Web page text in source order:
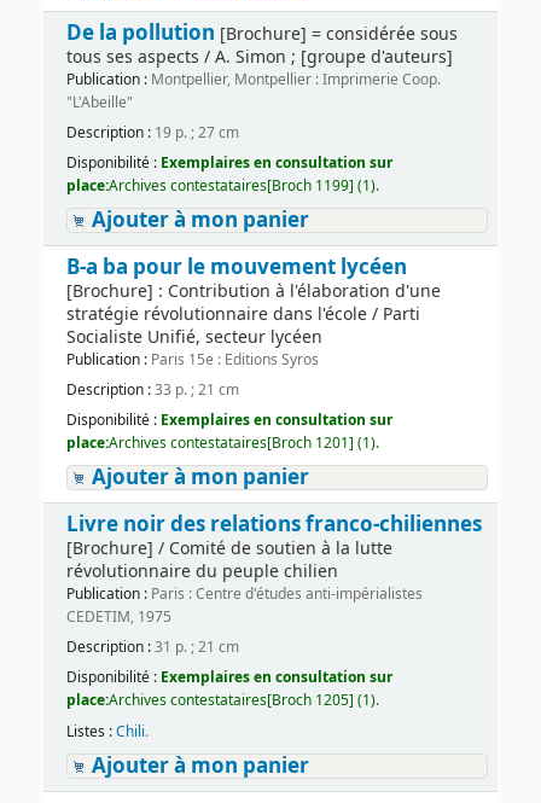
De la pollution [Brochure] = considérée sous
tous ses aspects / A. Simon ; [groupe d'auteurs]
Publication : Montpellier, Montpellier : Imprimerie Coop.
"L'Abeille"
Description : 19 p. ; 27 cm
Disponibilité : Exemplaires en consultation sur
place:Archives contestataires[Broch 1199] (1).
Ajouter à mon panier
B-a ba pour le mouvement lycéen
[Brochure] : Contribution à l'élaboration d'une
stratégie révolutionnaire dans l'école / Parti
Socialiste Unifié, secteur lycéen
Publication : Paris 15e : Editions Syros
Description :33 p. ; 21 cm
Disponibilité : Exemplaires en consultation sur
place:Archives contestataires[Broch 1201] (1).
Ajouter à mon panier
Livre noir des relations franco-chiliennes
[Brochure] / Comité de soutien à la lutte
révolutionnaire du peuple chilien
Publication : Paris : Centre d'études anti-impérialistes
CEDETIM, 1975
Description :31 p. ; 21 cm
Disponibilité : Exemplaires en consultation sur
place:Archives contestataires[Broch 1205] (1).
Listes :Chili.
Ajouter à mon panier